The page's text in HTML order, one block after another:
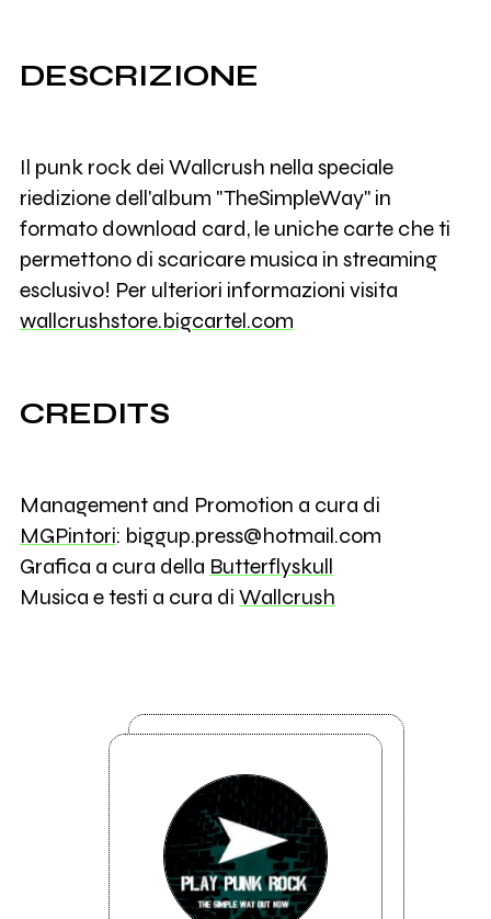
DESCRIZIONE
Il punk rock dei Wallcrush nella speciale
riedizione dell'album "TheSimpleWay" in
formato download card, le uniche carte che ti
permettono di scaricare musica in streaming
esclusivo! Per ulteriori informazioni visita
wallcrushstore.bigcartel.com
CREDITS
Management and Promotion a cura di
MGPintori: biggup.press@hotmail.com
Grafica a cura della Butterflyskull
Musica e testi a cura di Wallcrush